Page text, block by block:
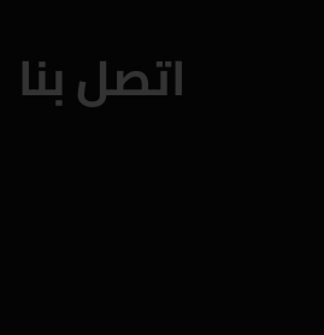
اتصل بنا